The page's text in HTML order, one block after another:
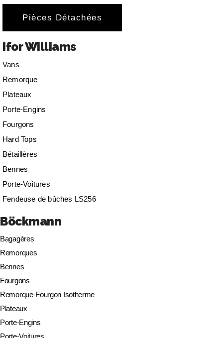
Pièces Détachées
Ifor Williams
Vans
Remorque
Plateaux
Porte-Engins
Fourgons
Hard Tops
Bétaillères
Bennes
Porte-Voitures
Fendeuse de bûches LS256
Böckmann
Bagagères
Remorques
Bennes
Fourgons
Remorque-Fourgon Isotherme
Plateaux
Porte-Engins
Porte-Voitures